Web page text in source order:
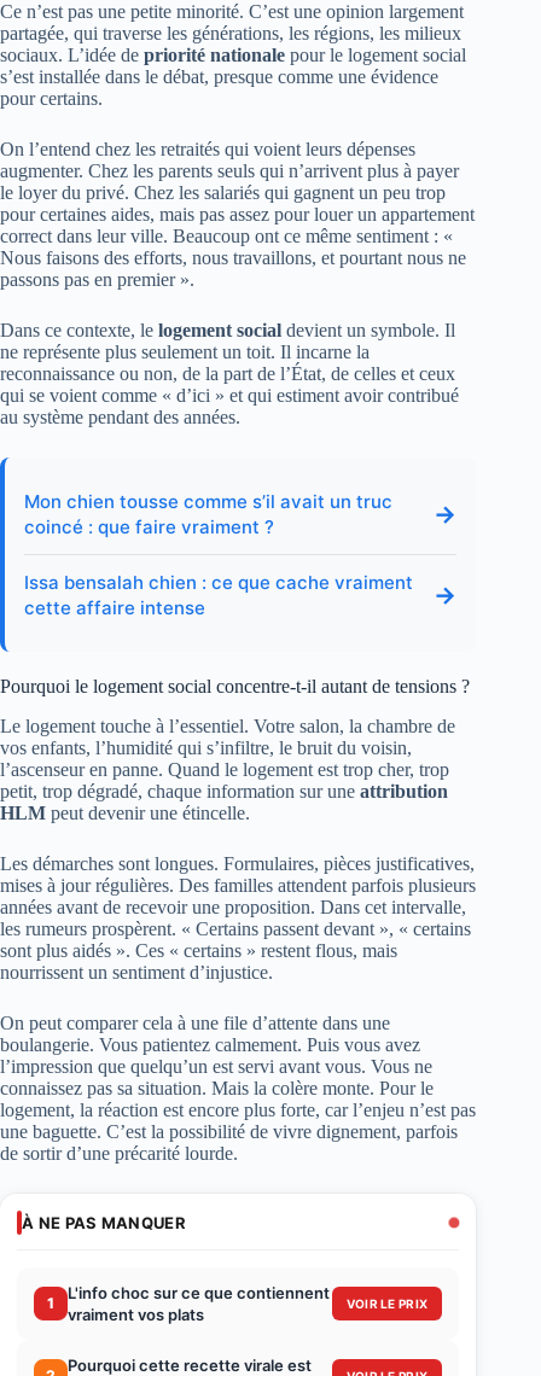
Ce n’est pas une petite minorité. C’est une opinion largement
partagée, qui traverse les générations, les régions, les milieux
sociaux. L’idée de priorité nationale pour le logement social
s’est installée dans le débat, presque comme une évidence
pour certains.
On l’entend chez les retraités qui voient leurs dépenses
augmenter. Chez les parents seuls qui n’arrivent plus à payer
le loyer du privé. Chez les salariés qui gagnent un peu trop
pour certaines aides, mais pas assez pour louer un appartement
correct dans leur ville. Beaucoup ont ce même sentiment : «
Nous faisons des efforts, nous travaillons, et pourtant nous ne
passons pas en premier ».
Dans ce contexte, le logement social devient un symbole. Il
ne représente plus seulement un toit. Il incarne la
reconnaissance ou non, de la part de l’État, de celles et ceux
qui se voient comme « d’ici » et qui estiment avoir contribué
au système pendant des années.
Mon chien tousse comme s’il avait un truc
coincé : que faire vraiment ?
→
Issa bensalah chien : ce que cache vraiment
cette affaire intense
→
Pourquoi le logement social concentre-t-il autant de tensions ?
Le logement touche à l’essentiel. Votre salon, la chambre de
vos enfants, l’humidité qui s’infiltre, le bruit du voisin,
l’ascenseur en panne. Quand le logement est trop cher, trop
petit, trop dégradé, chaque information sur une attribution
HLM peut devenir une étincelle.
Les démarches sont longues. Formulaires, pièces justificatives,
mises à jour régulières. Des familles attendent parfois plusieurs
années avant de recevoir une proposition. Dans cet intervalle,
les rumeurs prospèrent. « Certains passent devant », « certains
sont plus aidés ». Ces « certains » restent flous, mais
nourrissent un sentiment d’injustice.
On peut comparer cela à une file d’attente dans une
boulangerie. Vous patientez calmement. Puis vous avez
l’impression que quelqu’un est servi avant vous. Vous ne
connaissez pas sa situation. Mais la colère monte. Pour le
logement, la réaction est encore plus forte, car l’enjeu n’est pas
une baguette. C’est la possibilité de vivre dignement, parfois
de sortir d’une précarité lourde.
À NE PAS MANQUER
1
L'info choc sur ce que contiennent
vraiment vos plats
VOIR LE PRIX
Pourquoi cette recette virale est